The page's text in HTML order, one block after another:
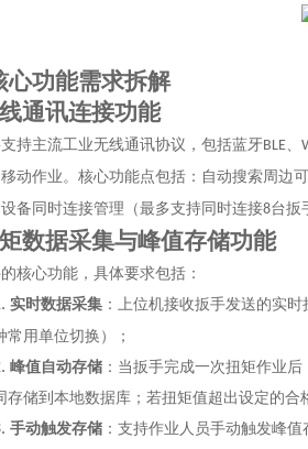
心功能需求拆解
通讯连接功能
持主流工业无线通讯协议，包括蓝牙BLE、
动作业。核心功能点包括：自动搜索周边
备同时连接管理（最多支持同时连接8台扳
数据采集与峰值存储功能
核心功能，具体要求包括：
实时数据采集：上位机接收扳手发送的实
常用单位切换）；
峰值自动存储：当扳手完成一次扭矩作业
存储到本地数据库；若扭矩值超出设定的
手动触发存储：支持作业人员手动触发峰值